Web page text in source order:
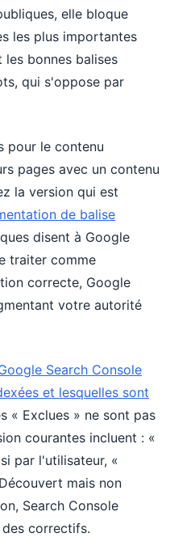
elle bloque
les plus importantes
bonnes balises
qui s'oppose par
pour le contenu
pages avec un contenu
la version qui est
de balise
disent à Google
traiter comme
correcte, Google
votre autorité
Search Console
et lesquelles sont
« Exclues » ne sont pas
courantes incluent : «
par l'utilisateur, «
mais non
Search Console
correctifs.